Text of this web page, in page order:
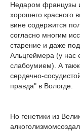
Недаром французы
хорошего красного
вине содержится
согласно многим
старение и даже
Альцгеймера (у нас
слабоумием). А
сердечно-
правда" в Вологде.
Но генетики из